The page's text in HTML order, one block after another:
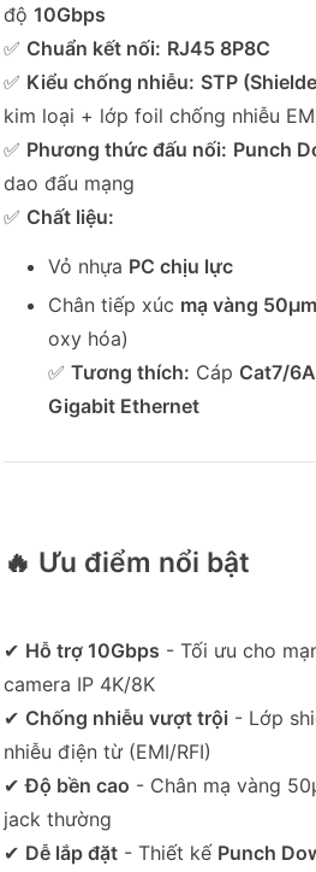
độ 10Gbps
✅ Chuẩn kết nối: RJ45 8P8C
✅ Kiểu chống nhiễu: STP
kim loại + lớp foil chống nhiễu
✅ Phương thức đấu nối: Punch
dao đấu mạng
✅ Chất liệu:
Vỏ nhựa PC chịu lực
Chân tiếp xúc mạ vàng 50μm
oxy hóa)
✅Tương thích: Cáp Cat7/
Gigabit Ethernet
🔥 Ưu điểm nổi bật
✔ Hỗ trợ 10Gbps - Tối ưu cho
camera IP 4K/8K
✔ Chống nhiễu vượt trội - Lớp
nhiễu điện từ (EMI/RFI)
✔Độ bền cao - Chân mạ vàng
jack thường
✔ Dễ lắp đặt - Thiết kế Punch